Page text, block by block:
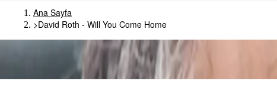
Ana Sayfa
>David Roth - Will You Come Home